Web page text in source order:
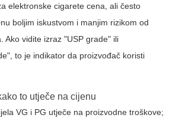
elektronske cigarete cena, ali često
boljim iskustvom i manjim rizikom od
Ako vidite izraz "USP grade" ili
to je indikator da proizvođač koristi
to utječe na cijenu
VG i PG utječe na proizvodne troškove;